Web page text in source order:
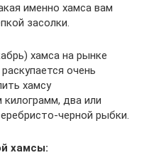
именно хамса вам
засолки.
хамса на рынке
очень
хамсу
два или
черной рыбки.
хамсы: